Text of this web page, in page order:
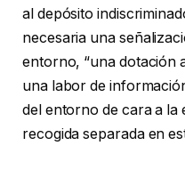
al depósito
necesaria una
entorno, “una dotación
una labor de
del entorno de cara a la
recogida separada en